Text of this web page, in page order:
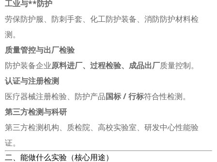
工业与**防护
劳保防护服、防刺手套、化工防护装备、消防防护材料检
测。
质量管控与出厂检验
防护装备企业原料进厂、过程检验、成品出厂质量控制。
认证与注册检测
医疗器械注册检验、防护产品国标 / 行标符合性检测。
第三方检测与科研
第三方检测机构、质检院、高校实验室、研发中心性能验
证。
二、能做什么实验（核心用途）